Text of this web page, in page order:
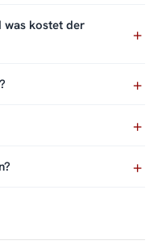
was kostet der